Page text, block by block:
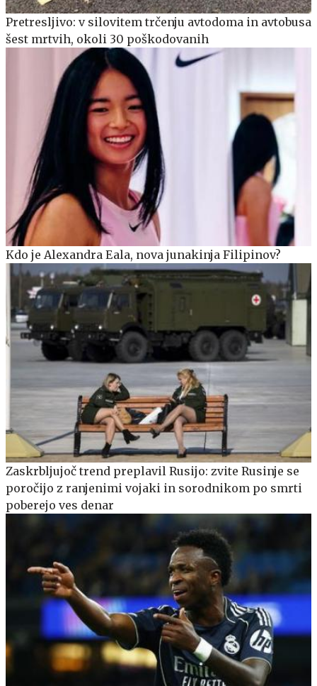
Pretresljivo: v silovitem trčenju avtodoma in avtobusa
šest mrtvih, okoli 30 poškodovanih
Kdo je Alexandra Eala, nova junakinja Filipinov?
Zaskrbljujoč trend preplavil Rusijo: zvite Rusinje se
poročijo z ranjenimi vojaki in sorodnikom po smrti
poberejo ves denar